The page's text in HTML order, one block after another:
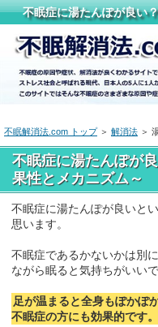
不眠症に湯たんぽが良い
不眠解消法.com トップ＞ 解消法 ＞
不眠症に湯たんぽが
果性とメカニズム～
不眠症に湯たんぽが良いと
思います。
不眠症であるかないかは別
ながら眠ると気持ちがいいで
足が温まると全身もぽかぽ
不眠症の方にも効果的です。